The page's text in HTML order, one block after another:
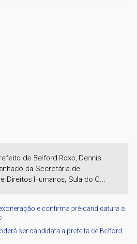
de Belford Roxo, Dennis
da Secretária de
Direitos Humanos, Sula do C...
e confirma pré-candidatura a
ser candidata a prefeita de Belford